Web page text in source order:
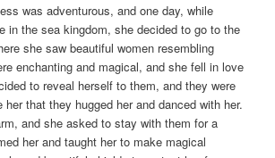
was adventurous, and one day, while
in the sea kingdom, she decided to go to the
she saw beautiful women resembling
enchanting and magical, and she fell in love
to reveal herself to them, and they were
that they hugged her and danced with her.
and she asked to stay with them for a
her and taught her to make magical